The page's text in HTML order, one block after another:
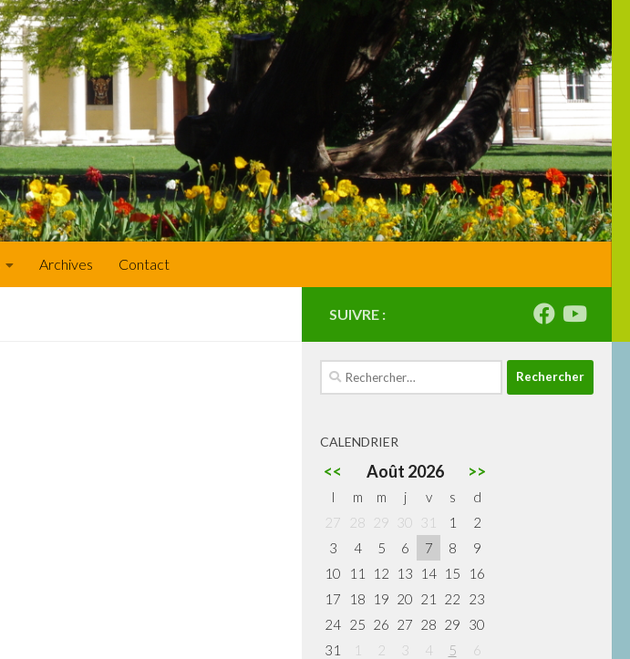
Archives Contact
SUIVRE :
Rechercher :
CALENDRIER
<< Août 2026 >>
l m m j v s
d
27
28 29 30 31 1
2
3
4 5 6 7 8
9
10
11 12 13 14 15
16
17
18 19 20 21 22
23
24 25 26 27 28 29
30
31
1 2 3 4 5 6